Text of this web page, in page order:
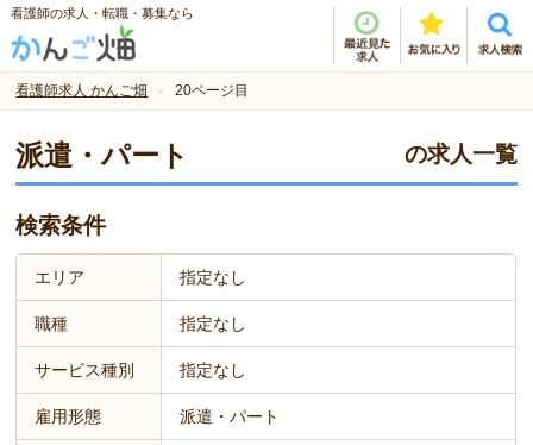
看護師の求人・転職・募集なら
看護師求人 かんご畑 20ページ目
派遣・パート の求人一覧
検索条件
エリア 指定なし
職種 指定なし
サービス種別 指定なし
雇用形態 派遣・パート